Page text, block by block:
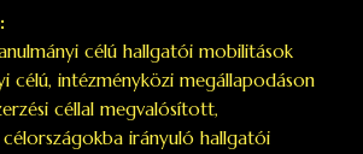
célú hallgatói mobilitások
célú, intézményközi megállapodáson
céllal megvalósított,
irányuló hallgatói